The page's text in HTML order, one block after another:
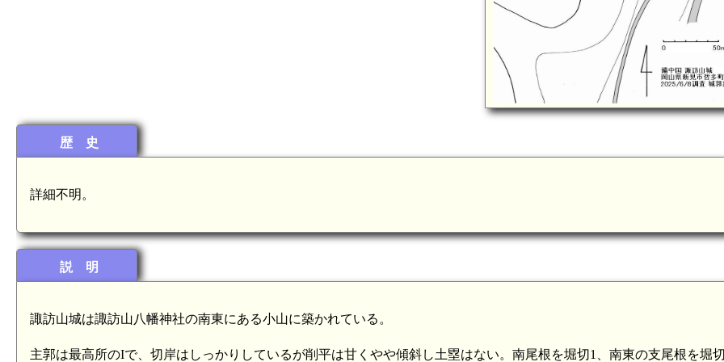
歴 史
詳細不明。
説 明
諏訪山城は諏訪山八幡神社の南東にある小山に築かれている。
主郭は最高所のIで、切岸はしっかりしているが削平は甘くやや傾斜し土塁はない。南尾根を堀切1、南東の支尾根を堀